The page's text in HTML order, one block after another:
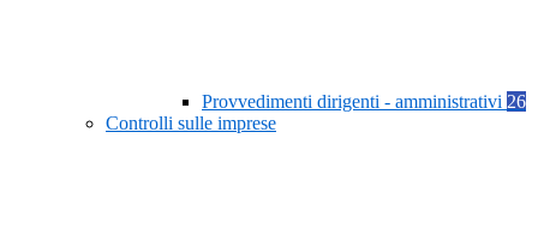
Provvedimenti dirigenti - amministrativi 26
Controlli sulle imprese